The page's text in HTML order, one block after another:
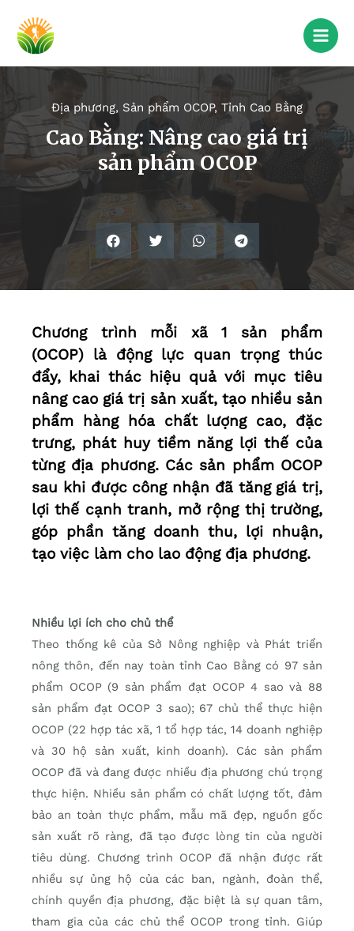
Địa phương, Sản phẩm OCOP, Tỉnh Cao Bằng
Cao Bằng: Nâng cao giá trị
sản phẩm OCOP
Chương trình mỗi xã 1 sản phẩm
(OCOP) là động lực quan trọng thúc
đẩy, khai thác hiệu quả với mục tiêu
nâng cao giá trị sản xuất, tạo nhiều sản
phẩm hàng hóa chất lượng cao, đặc
trưng, phát huy tiềm năng lợi thế của
từng địa phương. Các sản phẩm OCOP
sau khi được công nhận đã tăng giá trị,
lợi thế cạnh tranh, mở rộng thị trường,
góp phần tăng doanh thu, lợi nhuận,
tạo việc làm cho lao động địa phương.
Nhiều lợi ích cho chủ thể
Theo thống kê của Sở Nông nghiệp và Phát triển
nông thôn, đến nay toàn tỉnh Cao Bằng có 97 sản
phẩm OCOP (9 sản phẩm đạt OCOP 4 sao và 88
sản phẩm đạt OCOP 3 sao); 67 chủ thể thực hiện
OCOP (22 hợp tác xã, 1 tổ hợp tác, 14 doanh nghiệp
và 30 hộ sản xuất, kinh doanh). Các sản phẩm
OCOP đã và đang được nhiều địa phương chú trọng
thực hiện. Nhiều sản phẩm có chất lượng tốt, đảm
bảo an toàn thực phẩm, mẫu mã đẹp, nguồn gốc
sản xuất rõ ràng, đã tạo được lòng tin của người
tiêu dùng. Chương trình OCOP đã nhận được rất
nhiều sự ủng hộ của các ban, ngành, đoàn thể,
chính quyền địa phương, đặc biệt là sự quan tâm,
tham gia của các chủ thể OCOP trong tỉnh. Giúp